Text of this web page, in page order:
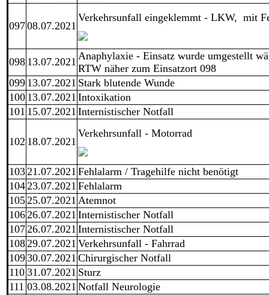
09708.07.2021
Verkehrsunfall eingeklemmt - LKW, mit
098 13.07.2021 Anaphylaxie - Einsatz wurde umgestellt
RTW näher zum Einsatzort 098
099 13.07.2021 Stark blutende Wunde
100 13.07.2021 Intoxikation
101 15.07.2021 Internistischer Notfall
102 18.07.2021
Verkehrsunfall - Motorrad
10321.07.2021 Fehlalarm / Tragehilfe nicht benötigt
10423.07.2021 Fehlalarm
10525.07.2021 Atemnot
10626.07.2021 Internistischer Notfall
10726.07.2021 Internistischer Notfall
10829.07.2021 Verkehrsunfall - Fahrrad
10930.07.2021 Chirurgischer Notfall
110 31.07.2021 Sturz
111 03.08.2021 Notfall Neurologie